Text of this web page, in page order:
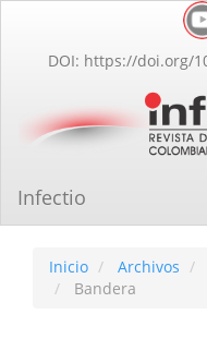
Contenido
principal
lateral
DOI: https://doi.org/
Infectio
Inicio Archivos
Bandera